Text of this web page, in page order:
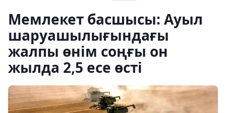
Мемлекет басшысы: Ауыл
шаруашылығындағы
жалпы өнім соңғы он
жылда 2,5 есе өсті